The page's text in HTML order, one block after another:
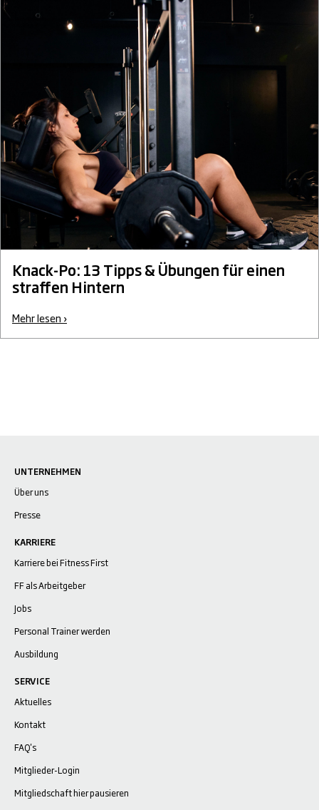
Knack-Po: 13 Tipps & Übungen für einen
straffen Hintern
Mehr lesen ›
UNTERNEHMEN
Über uns
Presse
KARRIERE
Karriere bei Fitness First
FF als Arbeitgeber
Jobs
Personal Trainer werden
Ausbildung
SERVICE
Aktuelles
Kontakt
FAQ's
Mitglieder-Login
Mitgliedschaft hier pausieren